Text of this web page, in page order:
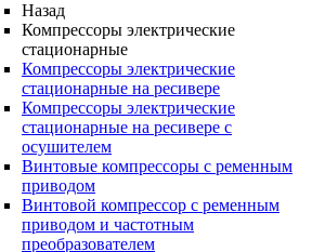
Назад
Компрессоры электрические
стационарные
Компрессоры электрические
стационарные на ресивере
Компрессоры электрические
стационарные на ресивере с
осушителем
Винтовые компрессоры с ременным
приводом
Винтовой компрессор с ременным
приводом и частотным
преобразователем